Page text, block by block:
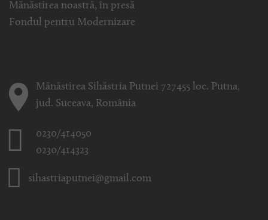
Mănăstirea noastră, în presă
Fondul pentru Modernizare
Mănăstirea Sihăstria Putnei 727455 loc. Putna,
jud. Suceava, România
0230/414050
0230/414323
sihastriaputnei@gmail.com